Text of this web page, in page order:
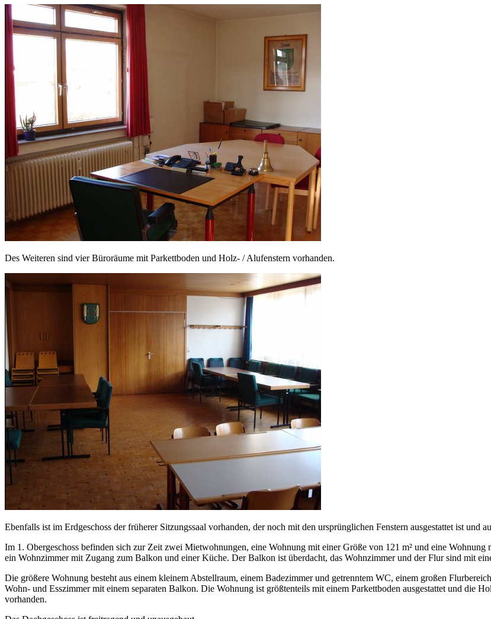
Des Weiteren sind vier Büroräume mit Parkettboden und Holz- / Alufenstern vorhanden.
Ebenfalls ist im Erdgeschoss der früherer Sitzungssaal vorhanden, der noch mit den ursprünglichen Fenstern ausgestattet ist und
Im 1. Obergeschoss befinden sich zur Zeit zwei Mietwohnungen, eine Wohnung mit einer Größe von 121 m² und eine
ein Wohnzimmer mit Zugang zum Balkon und einer Küche. Der Balkon ist überdacht, das Wohnzimmer und der Flur sind mit
Die größere Wohnung besteht aus einem kleinem Abstellraum, einem Badezimmer und getrenntem WC, einem großen
Wohn- und Esszimmer mit einem separaten Balkon. Die Wohnung ist größtenteils mit einem Parkettboden ausgestattet und die
vorhanden.